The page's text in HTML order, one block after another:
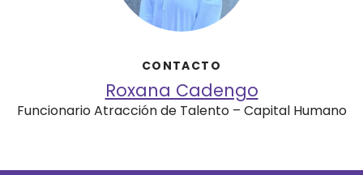
CONTACTO
Roxana Cadengo
Funcionario Atracción de Talento – Capital Humano